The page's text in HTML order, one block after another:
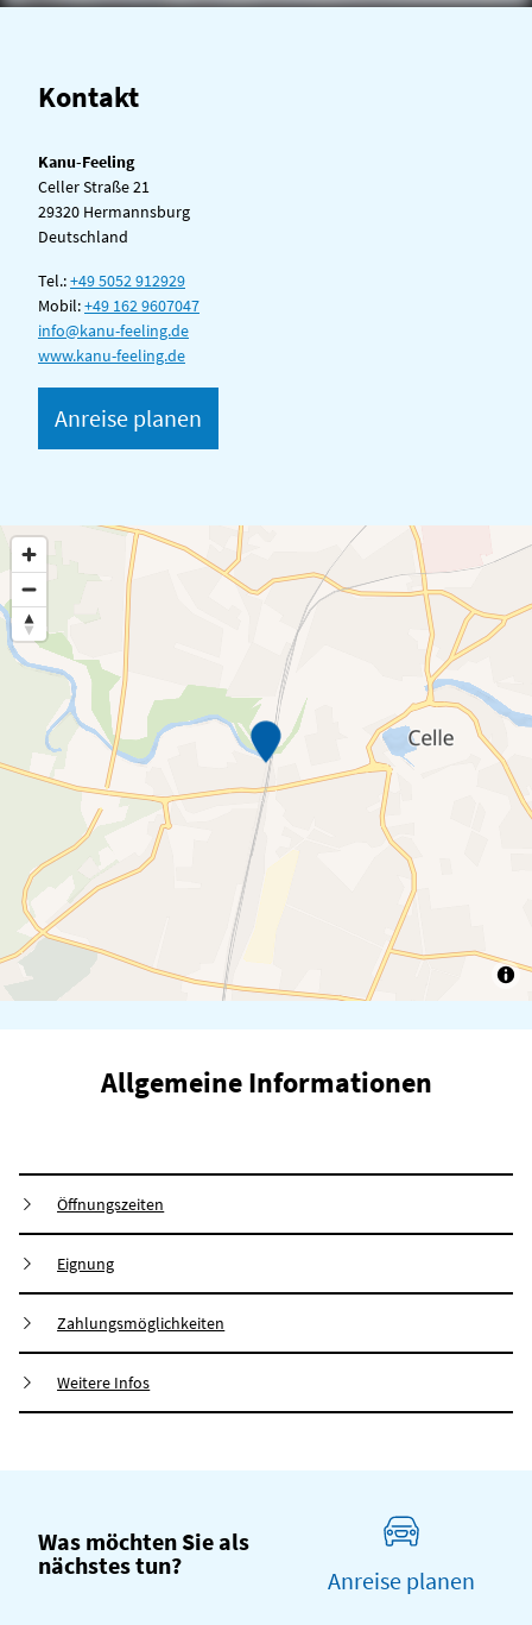
Kontakt
Kanu-Feeling
Celler Straße 21
29320 Hermannsburg
Deutschland
Tel.:+49 5052 912929
Mobil:+49 162 9607047
info@kanu-feeling.de
www.kanu-feeling.de
Anreise planen
Allgemeine Informationen
Öffnungszeiten
Eignung
Zahlungsmöglichkeiten
Weitere Infos
Was möchten Sie als
nächstes tun? Anreise planen